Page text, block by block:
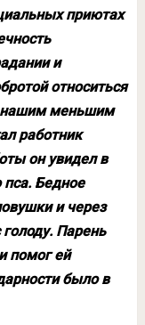
приютах
и
относиться
нашим меньшим
работник
он увидел в
Бедное
и через
Парень
помог ей
было в